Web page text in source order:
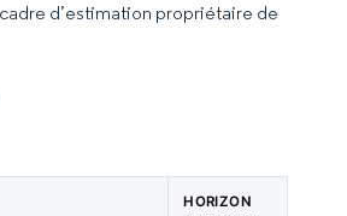
d’estimation propriétaire de
HORIZON